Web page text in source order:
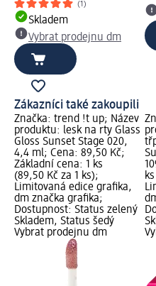
(1)
Skladem
Vybrat prodejnu dm
Zákazníci také zakoupili
Značka: trend !t up; Název
produktu: lesk na rty Glass
Gloss Sunset Stage 020,
4,4 ml; Cena: 89,50 Kč;
Základní cena: 1 ks
(89,50 Kč za 1 ks);
Limitovaná edice grafika,
dm značka grafika;
Dostupnost: Status zelený
Skladem, Status šedý
Vybrat prodejnu dm